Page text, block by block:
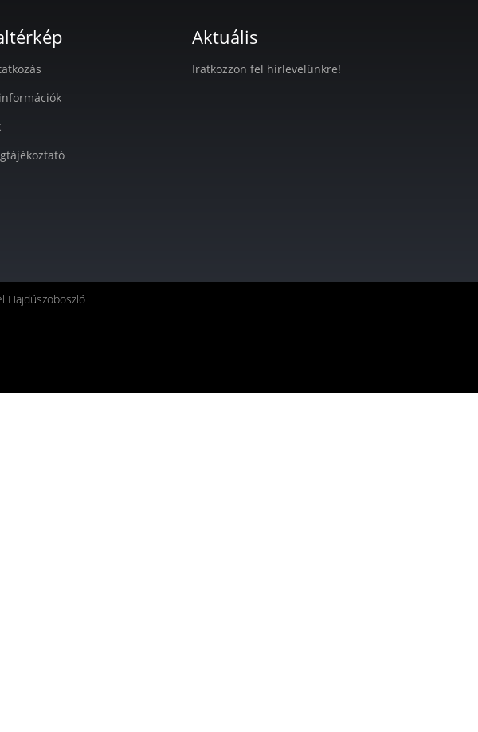
Aktuális
Iratkozzon fel hírlevelünkre!
Hajdúszoboszló